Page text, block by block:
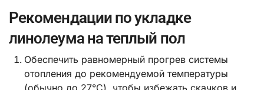
Рекомендации по укладке
линолеума на теплый пол
Обеспечить равномерный прогрев системы
отопления до рекомендуемой температуры